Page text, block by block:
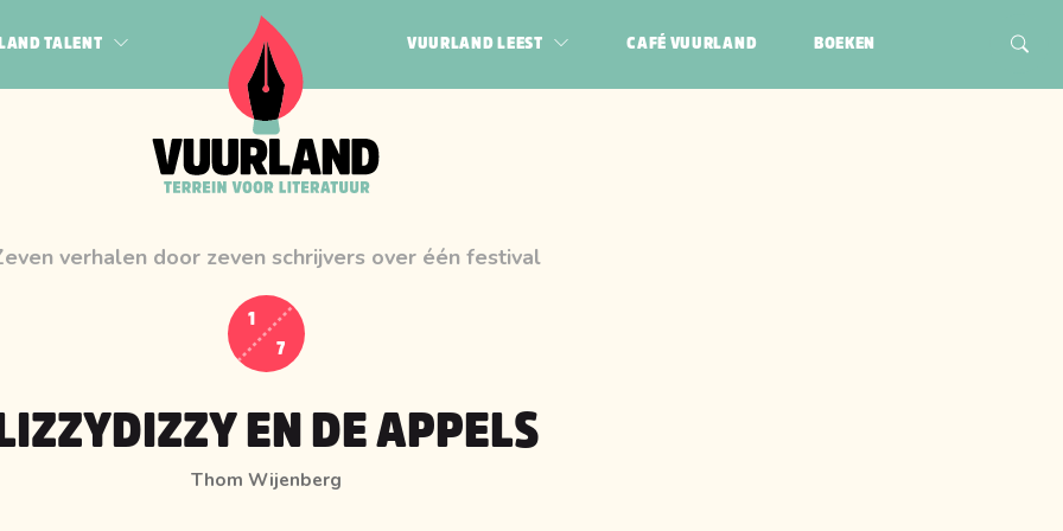
TALENT VUURLAND LEEST
POËZIE
CAFÉ VUURLAND BOEKEN
verhalen door zeven schrijvers over één festival
1
7
EN DE APPELS
Thom Wijenberg